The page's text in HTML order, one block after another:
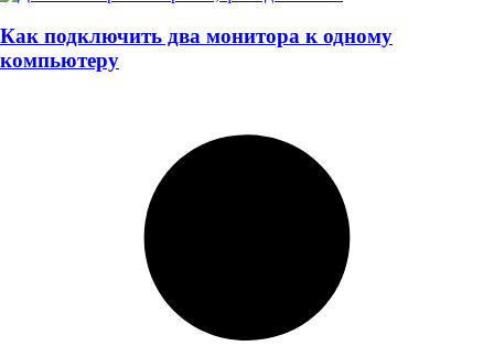
Как подключить два монитора к одному
компьютеру